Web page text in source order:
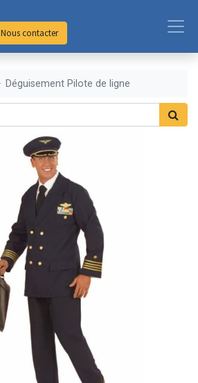
Nous contacter
Déguisement Pilote de ligne